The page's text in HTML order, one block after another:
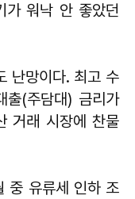
가 워낙 안 좋았던
난망이다. 최고 수
출(주담대) 금리가
거래 시장에 찬물
중 유류세 인하 조